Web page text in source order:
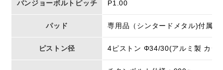
バンジョーボルトピッチ P1.00
パッド 専用品（シンタードメタル)付属
ピストン径 4ピストン Φ34/30(アルミ製 カシ